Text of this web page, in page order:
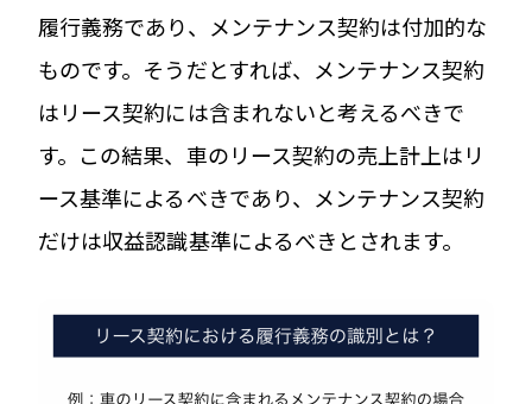
履行義務であり、メンテナンス契約は付加的な
ものです。そうだとすれば、メンテナンス契約
はリース契約には含まれないと考えるべきで
す。この結果、車のリース契約の売上計上はリ
ース基準によるべきであり、メンテナンス契約
だけは収益認識基準によるべきとされます。